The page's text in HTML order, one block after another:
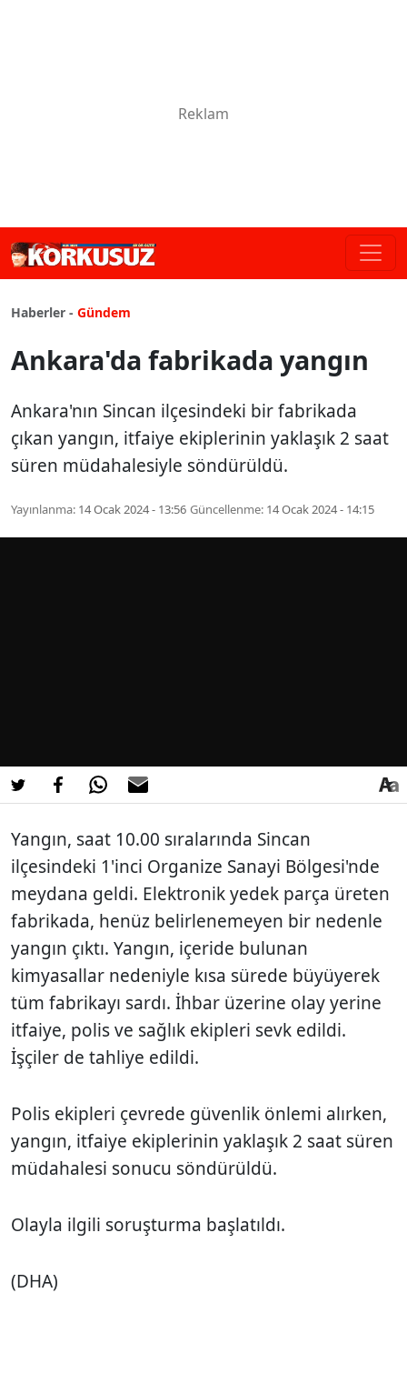
Haberler - Gündem
Ankara'da fabrikada yangın
Ankara'nın Sincan ilçesindeki bir fabrikada
çıkan yangın, itfaiye ekiplerinin yaklaşık 2 saat
süren müdahalesiyle söndürüldü.
Yayınlanma: 14 Ocak 2024 - 13:56 Güncellenme: 14 Ocak 2024 - 14:15
Yangın, saat 10.00 sıralarında Sincan
ilçesindeki 1'inci Organize Sanayi Bölgesi'nde
meydana geldi. Elektronik yedek parça üreten
fabrikada, henüz belirlenemeyen bir nedenle
yangın çıktı. Yangın, içeride bulunan
kimyasallar nedeniyle kısa sürede büyüyerek
tüm fabrikayı sardı. İhbar üzerine olay yerine
itfaiye, polis ve sağlık ekipleri sevk edildi.
İşçiler de tahliye edildi.
Polis ekipleri çevrede güvenlik önlemi alırken,
yangın, itfaiye ekiplerinin yaklaşık 2 saat süren
müdahalesi sonucu söndürüldü.
Olayla ilgili soruşturma başlatıldı.
(DHA)